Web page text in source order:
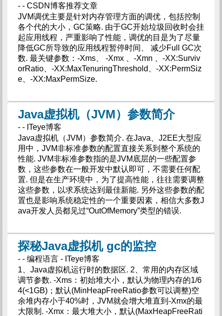
- - CSDN博客推荐文章
JVM调优主要是针对内存管理方面的调优，包括控制
各个代的大小，GC策略. 由于GC开始垃圾回收时会挂
起应用线程，严重影响了性能，调优的目是为了尽量
降低GC所导致的应用线程暂停时间、 减少Full GC次
数. 最关键参数：-Xms、 -Xmx 、-Xmn 、-XX:Surviv
orRatio、-XX:MaxTenuringThreshold、-XX:PermSiz
e、-XX:MaxPermSize.
Java虚拟机（JVM）参数简介
- - ITeye博客
Java虚拟机（JVM）参数简介. 在Java、J2EE大型应
用中，JVM非标准参数的配置直接关系到整个系统的
性能. JVM非标准参数指的是JVM底层的一些配置参
数，这些参数在一般开发中默认即可，不需要任何配
置. 但是在生产环境中，为了提高性能，往往需要调整
这些参数，以求系统达到最佳新能. 另外这些参数的配
置也是影响系统稳定性的一个重要因素，相信大多数J
ava开发人员都见过“OutOfMemory”类型的错误.
探秘Java虚拟机 gc的监控
- - 编程语言 - ITeye博客
1、Java虚拟机运行时的数据区. 2、常用的内存区域
调节参数. -Xms：初始堆大小，默认为物理内存的1/6
4(<1GB)；默认(MinHeapFreeRatio参数可以调整)空
余堆内存小于40%时，JVM就会增大堆直到-Xmx的最
大限制. -Xmx：最大堆大小，默认(MaxHeapFreeRati